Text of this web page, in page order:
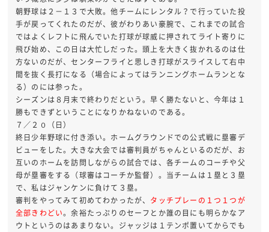
朝野球は２－１３で大敗。他チームにレンタル？で行っていた投
手が戻ってくれたのだが、彼がわりあい豪腕で、これまでの試合
ではよくレフトに飛んでいた打球が球威に押されてライト寄りに
飛び始め、この日は大忙しだった。頭上を大きく抜かれるのは仕
方ないのだが、センターフライと思しき打球がスライスして右中
間を抜く長打になる（場合によってはランニングホームランとな
る）のには参った。
シーズンは８月末で終わりだという。早く勝たないと、今年は１
勝もできずということになりかねないのである。
７／２０（日）
終日少年野球に付き添い。ホームグラウンドでの公式戦に塁審デ
ビューをした。大きな大会では審判員がちゃんといるのだが、お
互いのホームを訪問しながらの試合では、各チームのコーチや父
母が塁審をする（球審はコーチか監督）。当チームは１塁と３塁
で、私はジャンケンに負けて３塁。
審判をやってみて初めてわかったが、 タッチプレーの１つ１つが
全部きわどい。余裕たっぷりのセーフとか誰の目にも明らかなア
ウトというのはあまりない。ジャッジは１テンポ置いてからでも